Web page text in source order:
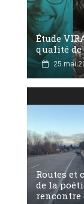
Étude
qualité
25 mai
Routes et
de la
rencontre